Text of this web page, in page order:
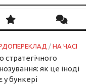
/ НА ЧАСІ
як це іноді
у бункері